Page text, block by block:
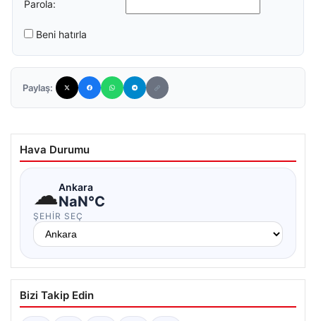
Parola:
Beni hatırla
Paylaş:
Hava Durumu
☁Ankara
NaN°C
ŞEHIR SEÇ
Bizi Takip Edin